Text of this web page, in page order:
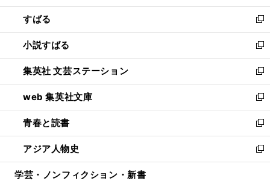
開
く
ウ
で
開
く
ン
ド
ウ
で
開
く
すばる
新
し
い
ウ
ィ
ン
ド
ウ
で
開
く
小説すばる
新
し
い
ウ
ィ
ン
ド
ウ
で
開
集英社 文芸ステーション
新
し
い
ウ
ィ
ン
ド
ウ
web 集英社文庫
新
し
い
ウ
ィ
ン
青春と読書
新
し
い
ウ
アジア人物史
新
し
学芸・ノンフィクション・新書